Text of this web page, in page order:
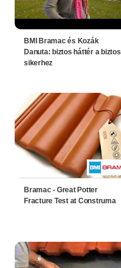
BMI Bramac és Kozák
Danuta: biztos háttér a biztos
sikerhez
Bramac - Great Potter
Fracture Test at Construma